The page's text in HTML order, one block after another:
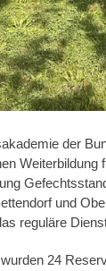
der
und
reguläre
24